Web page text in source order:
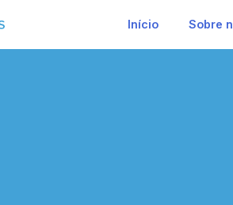
Início Sobre